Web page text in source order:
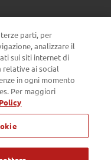
- c/o SM HUB - Via
Repubblica di San Marino
- Codice Operatore
Società n° 6210 del 6
parti, per
analizzare il
sui siti internet di
ai social
in ogni momento
Per maggiori